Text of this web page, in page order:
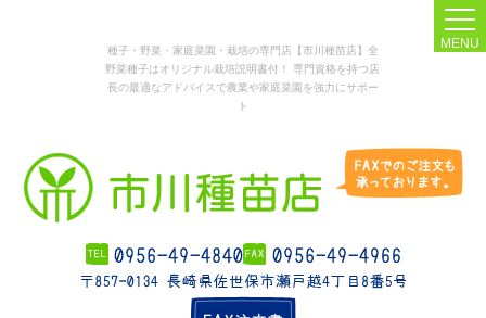
種子・野菜・家庭菜園・栽培の専門店【市川種苗店】全
野菜種子はオリジナル栽培説明書付！ 専門資格を持つ店
長の最適なアドバイスで農業や家庭菜園を強力にサポー
ト
MENU